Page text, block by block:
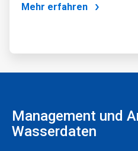
Mehr erfahren
Management und
Wasserdaten